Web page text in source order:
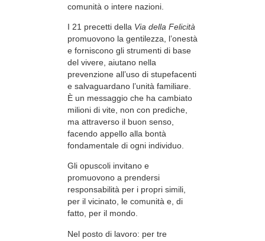
comunità o intere nazioni.
I 21 precetti della Via della Felicità
promuovono la gentilezza, l’onestà
e forniscono gli strumenti di base
del vivere, aiutano nella
prevenzione all’uso di stupefacenti
e salvaguardano l’unità familiare.
È un messaggio che ha cambiato
milioni di vite, non con prediche,
ma attraverso il buon senso,
facendo appello alla bontà
fondamentale di ogni individuo.
Gli opuscoli invitano e
promuovono a prendersi
responsabilità per i propri simili,
per il vicinato, le comunità e, di
fatto, per il mondo.
Nel posto di lavoro: per tre